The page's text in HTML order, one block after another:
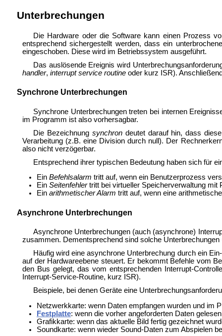
Unterbrechungen
Die Hardware oder die Software kann einen Prozess
entsprechend sichergestellt werden, dass ein
eingeschoben. Diese wird im Betriebssystem ausgeführt.
Das auslösende Ereignis wird
handler, interrupt service routineoder kurz ISR).
Synchrone Unterbrechungen
Synchrone Unterbrechungen treten bei internen
im Programm ist also vorhersagbar.
Die Bezeichnung synchrondeutet darauf hin, dass
Verarbeitung (z.B. eine Division durch null). Der
also nicht verzögerbar.
Entsprechend ihrer typischen Bedeutung haben sich für
Ein Befehlsalarm tritt auf, wenn ein Benutzerprozess
Ein Seitenfehlertritt bei virtueller Speicherverwaltung mit
Ein arithmetischer Alarm tritt auf, wenn eine
Asynchrone Unterbrechungen
Asynchrone Unterbrechungen (auch (asynchrone)
zusammen. Dementsprechend sind solche
Häufig wird eine asynchrone Unterbrechung durch ein
auf der Hardwareebene steuert. Er bekommt Befehle vom
den Bus gelegt, das vom entsprechenden Interrupt-
Interrupt-Service-Routine, kurz ISR).
Beispiele, bei denen Geräte eine
Netzwerkkarte: wenn Daten empfangen wurden und im
Festplatte: wenn die vorher angeforderten Daten
Grafikkarte: wenn das aktuelle Bild fertig gezeichnet
Soundkarte: wenn wieder Sound-Daten zum Abspielen